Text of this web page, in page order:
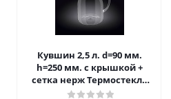
Кувшин 2,5 л. d=90 мм.
h=250 мм. с крышкой +
сетка нерж Термостекло
Wilmax /1/12/